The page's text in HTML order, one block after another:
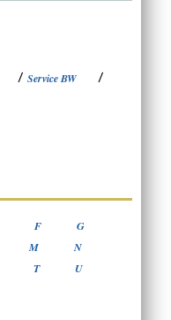
/ Service BW
/
F
G
M
N
T
U